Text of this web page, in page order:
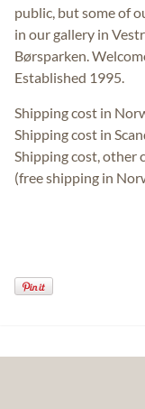
public, but some of
in our gallery in
Børsparken.
Established 1995.
Shipping cost in
Shipping cost in
Shipping cost, other
(free shipping in